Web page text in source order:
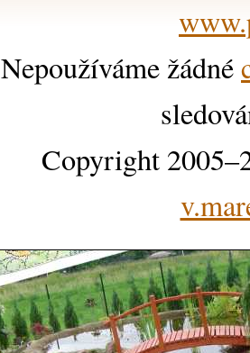
Nepoužíváme žádné
Copyright